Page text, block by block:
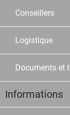
Conseillers
Logistique
Documents et
Informations